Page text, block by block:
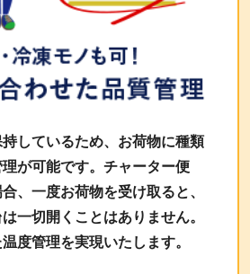
しているため、お荷物に種類
が可能です。チャーター便
、一度お荷物を受け取ると、
一切開くことはありません。
度管理を実現いたします。